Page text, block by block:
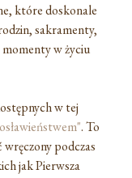
które doskonale
sakramenty,
momenty w życiu
w tej
. To
podczas
jak Pierwsza